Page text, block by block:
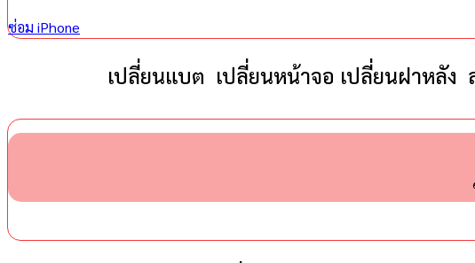
ซ่อม iPhone
เปลี่ยนแบต เปลี่ยนหน้าจอ เปลี่ยนฝาหลัง